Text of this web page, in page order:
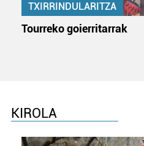
Lortu zure datu pertsonalak
datuen atalean. Edozein
zerbitzuak hobetzeko asmoz,
baliatzen gara. Ohar hau
erabiltzeko baimen
TXIRRINDULARITZA
Tourreko goierritarrak
KIROLA